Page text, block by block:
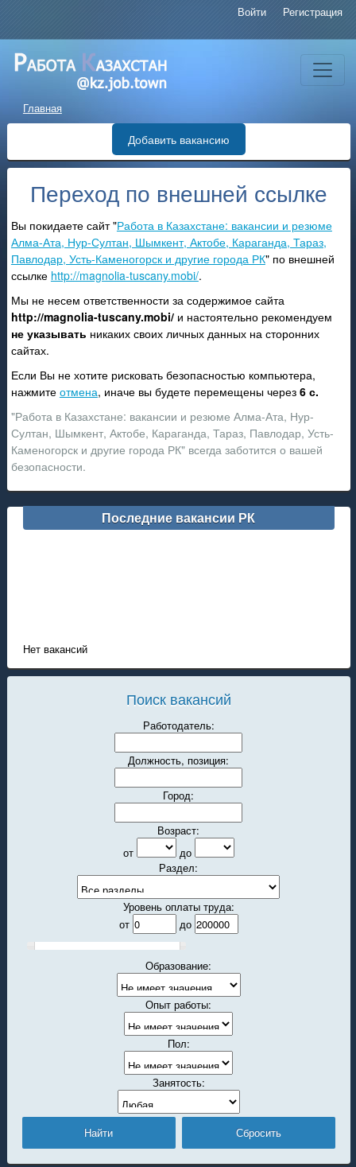
Войти Регистрация
Главная
Добавить вакансию
Переход по внешней ссылке
Вы покидаете сайт "Работа в Казахстане: вакансии и резюме
Алма-Ата, Нур-Султан, Шымкент, Актобе, Караганда, Тараз,
Павлодар, Усть-Каменогорск и другие города РК" по внешней
ссылке http://magnolia-tuscany.mobi/.
Мы не несем ответственности за содержимое сайта
http://magnolia-tuscany.mobi/и настоятельно рекомендуем
не указывать никаких своих личных данных на сторонних
сайтах.
Если Вы не хотите рисковать безопасностью компьютера,
нажмите отмена, иначе вы будете перемещены через 6с.
"Работа в Казахстане: вакансии и резюме Алма-Ата, Нур-
Султан, Шымкент, Актобе, Караганда, Тараз, Павлодар, Усть-
Каменогорск и другие города РК" всегда заботится о вашей
безопасности.
Последние вакансии РК
Нет вакансий
Поиск вакансий
Работодатель:
Должность, позиция:
Город:
Возраст:
от
до
Раздел:
Уровень оплаты труда:
от
до
Образование:
Опыт работы:
Пол:
Занятость: